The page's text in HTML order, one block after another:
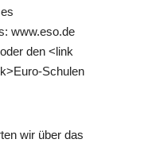
www.eso.de
den <link
Schulen
wir über das